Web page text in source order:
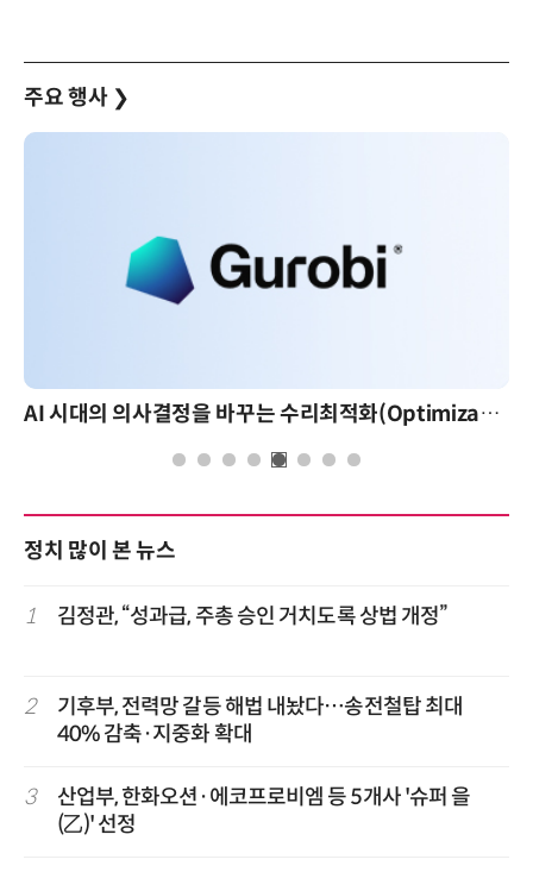
주요 행사 ❯
AI 시대의 의사결정을 바꾸는 수리최적화(Optimization): 실제 산업 적용 사례와 활용 전략
정치 많이 본 뉴스
1 김정관, “성과급, 주총 승인 거치도록 상법 개정”
2
기후부, 전력망 갈등 해법 내놨다…송전철탑 최대
40% 감축·지중화 확대
3
산업부, 한화오션·에코프로비엠 등 5개사 '슈퍼 을
(乙)' 선정